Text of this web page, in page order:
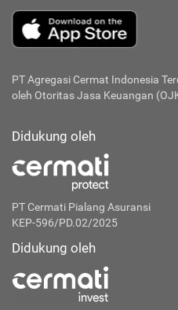
PT Agregasi Cermat Indonesia
oleh Otoritas Jasa Keuangan
Didukung oleh
PT Cermati Pialang Asuransi
KEP-596/PD.02/2025
Didukung oleh